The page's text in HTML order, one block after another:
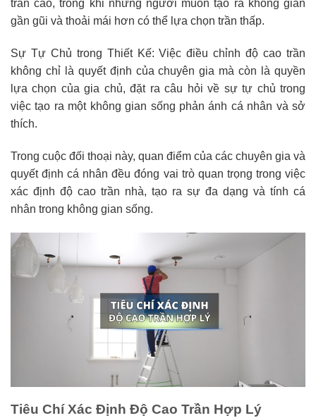
trần cao, trong khi những người muốn tạo ra không gian
gần gũi và thoải mái hơn có thể lựa chọn trần thấp.
Sự Tự Chủ trong Thiết Kế: Việc điều chỉnh độ cao trần
không chỉ là quyết định của chuyên gia mà còn là quyền
lựa chọn của gia chủ, đặt ra câu hỏi về sự tự chủ trong
việc tạo ra một không gian sống phản ánh cá nhân và sở
thích.
Trong cuộc đối thoại này, quan điểm của các chuyên gia và
quyết định cá nhân đều đóng vai trò quan trọng trong việc
xác định độ cao trần nhà, tạo ra sự đa dạng và tính cá
nhân trong không gian sống.
Tiêu Chí Xác Định Độ Cao Trần Hợp Lý